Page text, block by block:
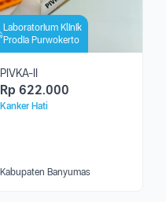
Laboratorium Klinik
Prodia Purwokerto
PIVKA-II
Rp 622.000
Kanker Hati
Kabupaten Banyumas